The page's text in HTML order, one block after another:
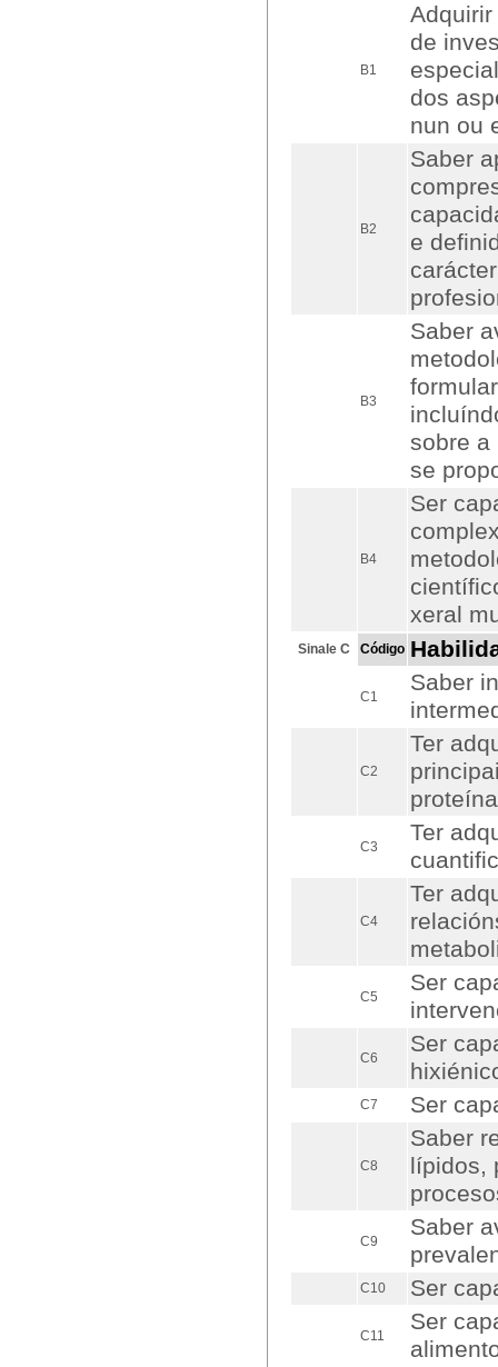
B1
de
dos
nun ou
B2
Saber
e
B3
Saber
sobre a
se
B4
Ser
xeral
Sinale C Código
C1
Saber
C2
Ter
C3
Ter
C4
Ter
C5
Ser
C6
Ser
C7 Ser
C8
Saber
lípidos,
C9
Saber
C10 Ser
C11
Ser